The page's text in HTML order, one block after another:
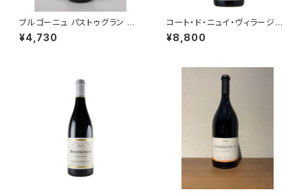
ブルゴーニュ パストゥグラン レ
クセプション 2021 ミシェル・ラ
ファルジュ 赤ワイン ブルゴーニ
¥4,730
コート・ド・ニュイ・ヴィラージュ
2018 750ml ドメーヌ・ジュリア
ン・ジェラール＆フィス
¥8,800